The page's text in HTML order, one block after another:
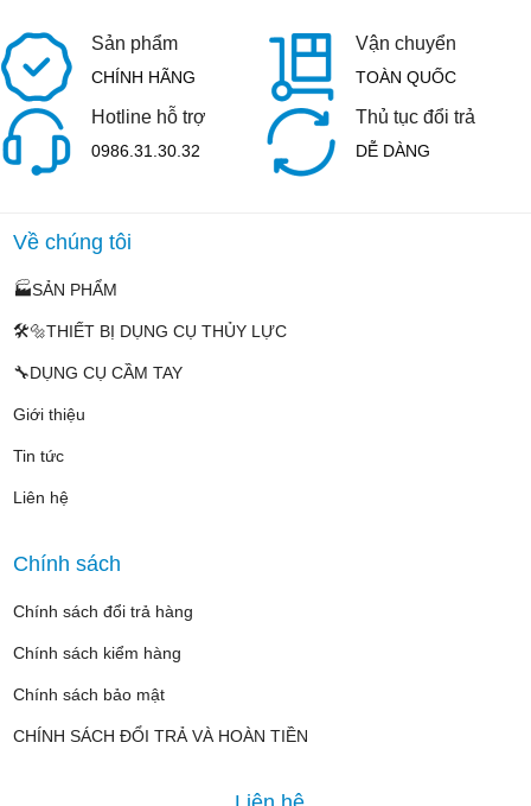
Sản phẩm
CHÍNH HÃNG
Vận chuyển
TOÀN QUỐC
Hotline hỗ trợ
0986.31.30.32
Thủ tục đổi trả
DỄ DÀNG
Về chúng tôi
🏭SẢN PHẨM
🛠️🔩THIẾT BỊ DỤNG CỤ THỦY LỰC
🔧DỤNG CỤ CẦM TAY
Giới thiệu
Tin tức
Liên hệ
Chính sách
Chính sách đổi trả hàng
Chính sách kiểm hàng
Chính sách bảo mật
CHÍNH SÁCH ĐỔI TRẢ VÀ HOÀN TIỀN